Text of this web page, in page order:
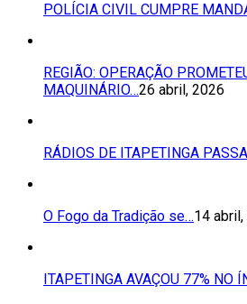
POLÍCIA CIVIL CUMPRE
REGIÃO: OPERAÇÃO
MAQUINÁRIO…26 abril, 2026
RÁDIOS DE ITAPETINGA
O Fogo da Tradição se…14
ITAPETINGA AVAÇOU 77% NO